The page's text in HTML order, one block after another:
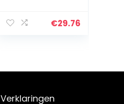
middenletters
GOLF 8…
€29.76
Verklaringen